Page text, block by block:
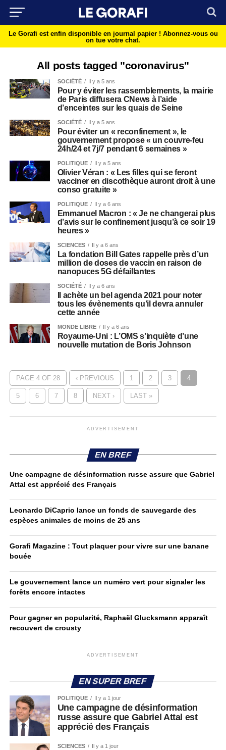
Le Gorafi est enfin disponible en journal papier ! Abonnez-vous ou
on tue votre chat.
All posts tagged "coronavirus"
SOCIÉTÉ Il y a 5 ans
Pour y éviter les rassemblements, la mairie
de Paris diffusera CNews à l’aide
d’enceintes sur les quais de Seine
SOCIÉTÉ Il y a 5 ans
Pour éviter un « reconfinement », le
gouvernement propose « un couvre-feu
24h/24 et 7j/7 pendant 6 semaines »
POLITIQUE Il y a 5 ans
Olivier Véran : « Les filles qui se feront
vacciner en discothèque auront droit à une
conso gratuite »
POLITIQUE Il y a 6 ans
Emmanuel Macron : « Je ne changerai plus
d’avis sur le confinement jusqu’à ce soir 19
heures »
SCIENCES Il y a 6 ans
La fondation Bill Gates rappelle près d’un
million de doses de vaccin en raison de
nanopuces 5G défaillantes
SOCIÉTÉ Il y a 6 ans
Il achète un bel agenda 2021 pour noter
tous les évènements qu’il devra annuler
cette année
MONDE LIBRE Il y a 6 ans
Royaume-Uni : L’OMS s’inquiète d’une
nouvelle mutation de Boris Johnson
PAGE 4 OF 28 ‹ PREVIOUS 1 2 3 4
5 6 7 8 NEXT › LAST »
ADVERTISEMENT
EN BREF
Une campagne de désinformation russe assure que Gabriel
Attal est apprécié des Français
Leonardo DiCaprio lance un fonds de sauvegarde des
espèces animales de moins de 25 ans
Gorafi Magazine : Tout plaquer pour vivre sur une banane
bouée
Le gouvernement lance un numéro vert pour signaler les
forêts encore intactes
Pour gagner en popularité, Raphaël Glucksmann apparaît
recouvert de crousty
ADVERTISEMENT
EN SUPER BREF
POLITIQUE Il y a 1 jour
Une campagne de désinformation
russe assure que Gabriel Attal est
apprécié des Français
SCIENCES Il y a 1 jour